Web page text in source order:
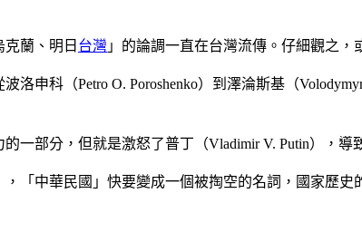
蘭、明日 台灣 」的論調一直在台灣流傳。仔細觀之
申科（Petro O. Poroshenko）到澤淪斯基（
一部分，但就是激怒了普丁（Vladimir V. Putin），導
「中華民國」快要變成一個被掏空的名詞，國家歷